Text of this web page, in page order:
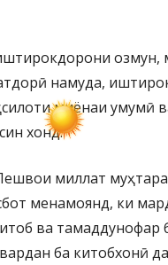
озмун,
намуда,
миёнаи умумӣ
хонд.
миллат
менамоянд, ки
ва тамаддунофар
ба китобхонӣ